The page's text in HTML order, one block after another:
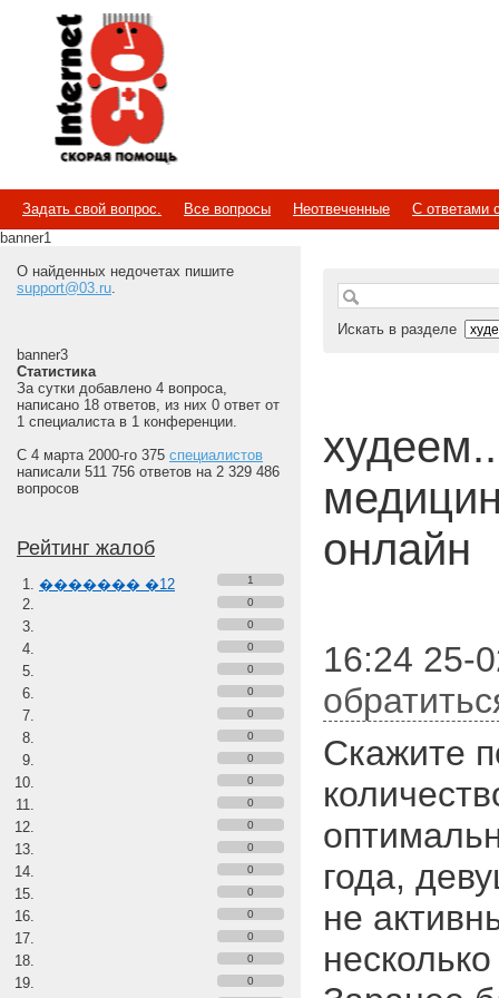
Internet
Скорая помощь
Задать свой вопрос. Все вопросы Неотвеченные
С ответами
banner1
О найденных недочетах пишите
support@03.ru.
banner3
Статистика
За сутки добавлено 4 вопроса,
написано 18 ответов, из них 0 ответ от
1 специалиста в 1 конференции.
С 4 марта 2000-го 375 специалистов
написали 511 756 ответов на 2 329 486
вопросов
Рейтинг жалоб
������� �12
1
0
0
0
0
0
0
0
0
0
0
0
0
0
0
0
0
0
0
Искать в разделе
онлайн
16:24 25-
Скажите
года,
не